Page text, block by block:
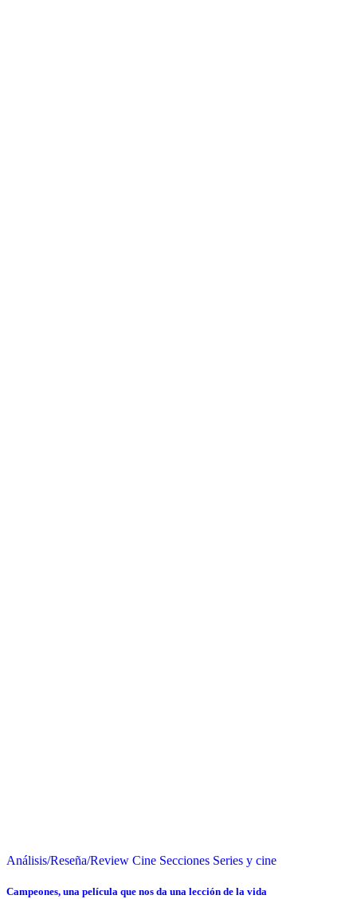
Análisis/Reseña/Review Cine Secciones Series y cine
Campeones, una película que nos da una lección de la vida